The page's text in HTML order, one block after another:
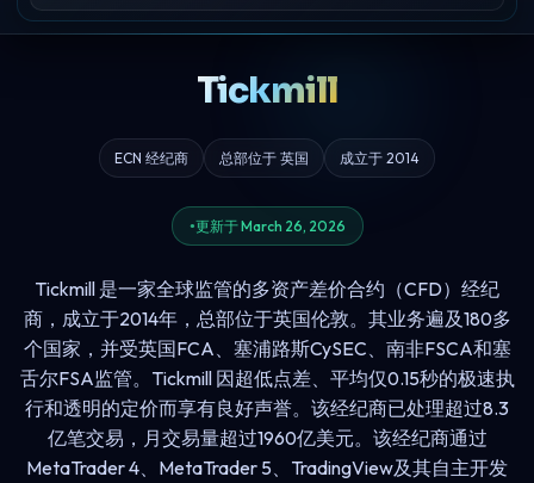
Tickmill
ECN 经纪商 总部位于 英国 成立于 2014
更新于 March 26, 2026
Tickmill 是一家全球监管的多资产差价合约（CFD）经纪
商，成立于2014年，总部位于英国伦敦。其业务遍及180多
个国家，并受英国FCA、塞浦路斯CySEC、南非FSCA和塞
舌尔FSA监管。Tickmill 因超低点差、平均仅0.15秒的极速执
行和透明的定价而享有良好声誉。该经纪商已处理超过8.3
亿笔交易，月交易量超过1960亿美元。该经纪商通过
MetaTrader 4、MetaTrader 5、TradingView及其自主开发